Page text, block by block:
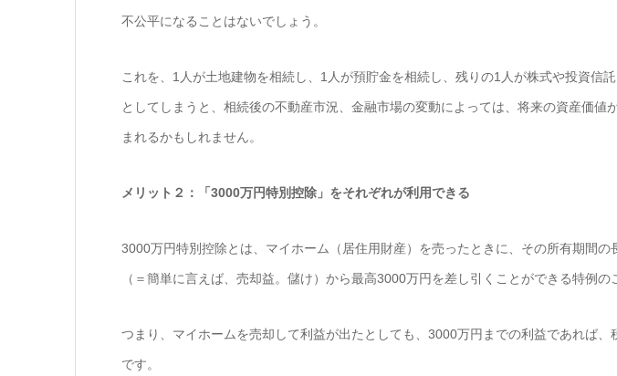
不公平になることはないでしょう。
これを、1人が土地建物を相続し、1人が預貯金を相続し、残りの1人が株式や投資信
としてしまうと、相続後の不動産市況、金融市場の変動によっては、将来の資産価値
まれるかもしれません。
メリット２：「3000万円特別控除」をそれぞれが利用できる
3000万円特別控除とは、マイホーム（居住用財産）を売ったときに、その所有期間の
（＝簡単に言えば、売却益。儲け）から最高3000万円を差し引くことができる特例の
つまり、マイホームを売却して利益が出たとしても、3000万円までの利益であれば、
です。